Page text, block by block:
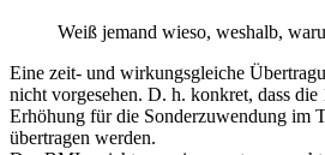
Weiß jemand wieso, weshalb,
Eine zeit- und wirkungsgleiche
nicht vorgesehen. D. h. konkret, dass die
Erhöhung für die Sonderzuwendung im
übertragen werden.